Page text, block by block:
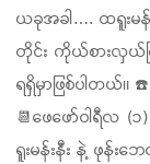
ယခုအခါ…. ထရူးမန်
တိုင်း ကိုယ်စားလှယ်
ရရှိမှာဖြစ်ပါတယ်။ ☎️
📆ဖေဖော်ဝါရီလ
ရူးမန်းနီး နဲ့ ဖုန်းဘ